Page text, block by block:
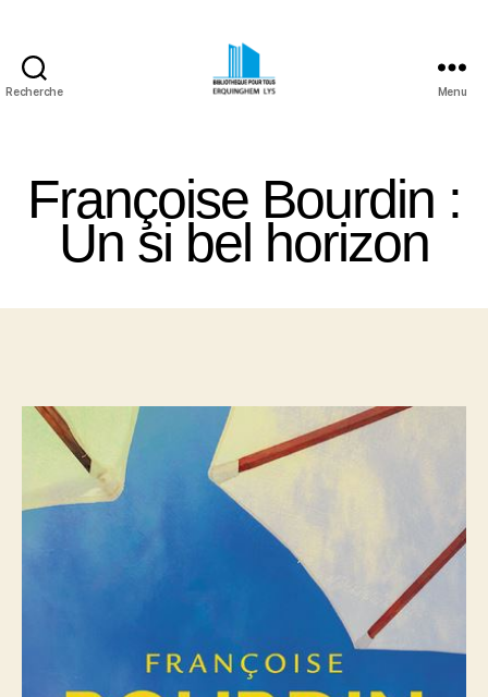
Recherche
Erquinghem
Lys
Menu
Françoise Bourdin :
Un si bel horizon